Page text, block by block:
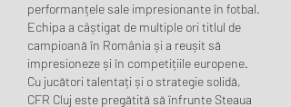
performanțele sale impresionante în fotbal.
Echipa a câștigat de multiple ori titlul de
campioană în România și a reușit să
impresioneze și în competițiile europene.
Cu jucători talentați și o strategie solidă,
CFR Cluj este pregătită să înfrunte Steaua